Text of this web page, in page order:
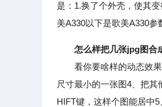
是：1.换了个外壳，使其
美A330以下是歌美A330参
怎么样把几张jpg图合
看你要啥样的动态效果
尺寸最小的一张图4、把
HIFT键，这样个图能居中5